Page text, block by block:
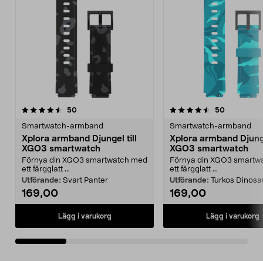
50recensioner
Smartwatch-armband
Xplora armband Djungel till
XGO3 smartwatch
Förnya din XGO3 smartwatch med
ett färgglatt ...
Utförande: Svart Panter
169,00
Lägg i varukorg
4.5 av 5 stjärnor 50
Smartwatch-armband
Xplora armband
XGO3 smartwatch
Förnya din XGO3
ett färgglatt ...
Utförande: Turkos
169,00
Lägg i varukorg
5.0 av 5 stjärnor